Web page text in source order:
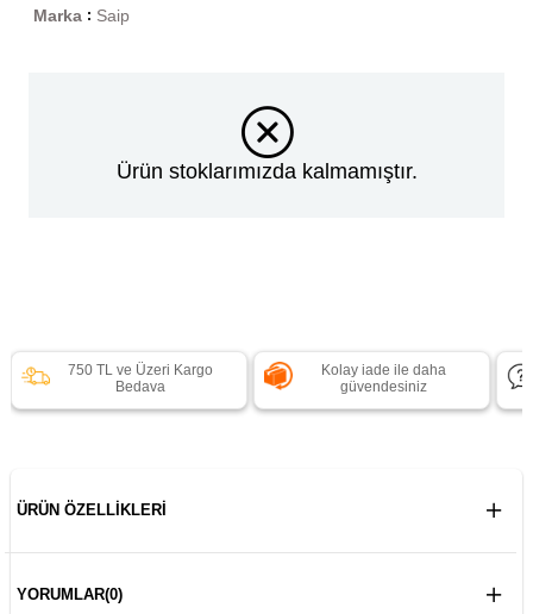
Marka : Saip
Ürün stoklarımızda kalmamıştır.
750 TL ve Üzeri Kargo
Bedava
Kolay iade ile daha
güvendesiniz
ÜRÜN ÖZELLIKLERI
YORUMLAR(0)